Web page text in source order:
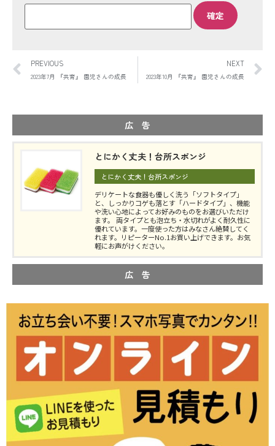
PREVIOUS
2023年7月 『共育』 園児さんの成長
NEXT
2023年10月 『共育』 園児さんの成長
広 告
とにかく丈夫！台所スポンジ
とにかく丈夫！台所スポンジ
デリケートな食器も優しく洗う「ソフトタイプ」
と、しっかりコゲも落とす「ハードタイプ」、機能
や洗い心地によってお好みのものをお選びいただけ
ます。 両タイプとも泡立ち・水切れがよく耐久性に
優れています。一度使った方はみなさん絶賛してく
れます。リピーターNo.1お買い上げできます。お気
軽にお声がけください。
広 告